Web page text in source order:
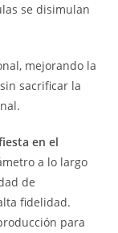
se disimulan
mejorando la
sacrificar la
en el
a lo largo
de
fidelidad.
para